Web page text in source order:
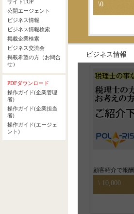
ませましょう。ご自宅やご実
家の方に『屋根の修理が加入
している火災保険で無
\0
ビジネス情報
\ 10,000
顧客紹介で報酬